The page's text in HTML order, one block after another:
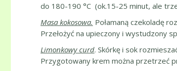
do 180-190 °C (ok.15-25 minut, ale
Masa kokosowa. Połamaną czekoladę
Przełożyć na upieczony i wystudzony
Limonkowy curd. Skórkę i sok
Przygotowany krem można przetrzeć